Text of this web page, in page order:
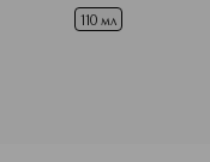
110 мл